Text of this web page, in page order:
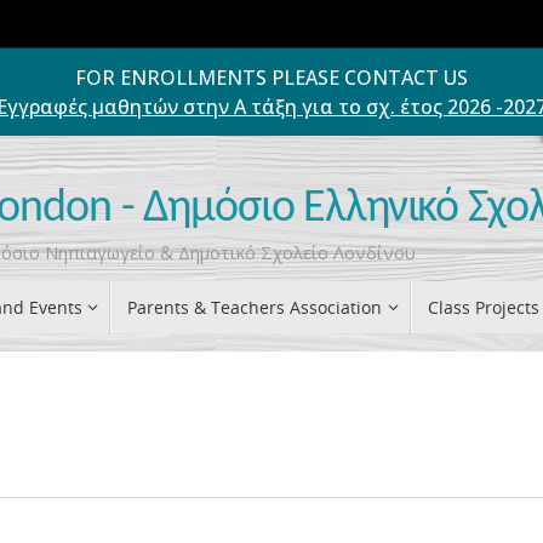
FOR ENROLLMENTS PLEASE CONTACT US
Εγγραφές μαθητών στην Α τάξη για το σχ. έτος 2026 -
- Δημόσιο Ελληνικό
Νηπιαγωγείο & Δημοτικό Σχολείο Λονδίνου
Events Parents & Teachers Association Class Projects